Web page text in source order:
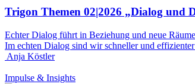
Trigon Themen 02|2026 „Dialog und
Echter Dialog führt in Beziehung und neue
Im echten Dialog sind wir schneller und
Anja Köstler
Impulse & Insights